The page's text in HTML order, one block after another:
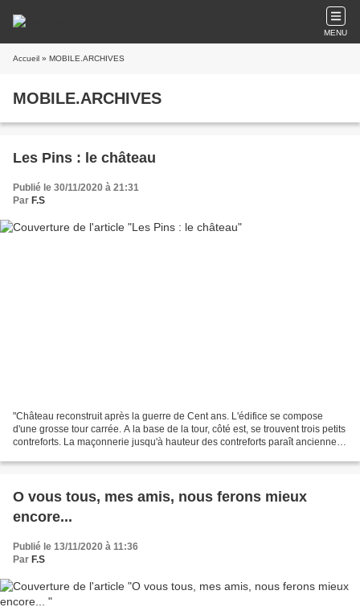
MENU
Accueil » MOBILE.ARCHIVES
MOBILE.ARCHIVES
Les Pins : le château
Publié le 30/11/2020 à 21:31
Par F.S
"Château reconstruit après la guerre de Cent ans. L'édifice se compose
d'une grosse tour carrée. A la base de la tour, côté est, se trouvent trois petits
contreforts. La maçonnerie jusqu'à hauteur des contreforts paraît ancienne et
O vous tous, mes amis, nous ferons mieux
encore...
Publié le 13/11/2020 à 11:36
Par F.S